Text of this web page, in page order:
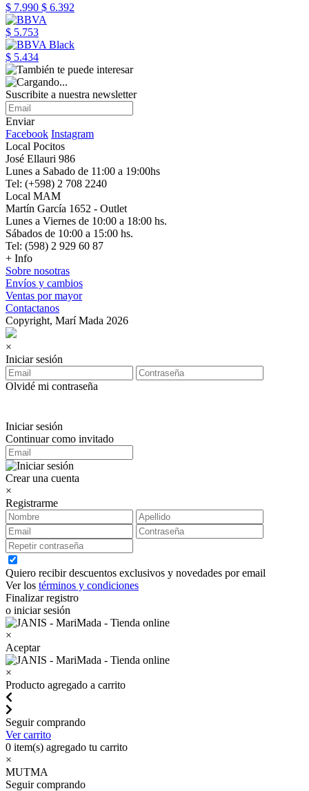
$ 7.990 $ 6.392
$ 5.753
$ 5.434
Suscribite a nuestra newsletter
Enviar
Facebook Instagram
Local Pocitos
José Ellauri 986
Lunes a Sabado de 11:00 a 19:00hs
Tel: (+598) 2 708 2240
Local MAM
Martín García 1652 - Outlet
Lunes a Viernes de 10:00 a 18:00 hs.
Sábados de 10:00 a 15:00 hs.
Tel: (598) 2 929 60 87
+ Info
Sobre nosotras
Envíos y cambios
Ventas por mayor
Contactanos
Copyright, Marí Mada 2026
×
Iniciar sesión
Olvidé mi contraseña
Iniciar sesión
Continuar como invitado
Crear una cuenta
×
Registrarme
Quiero recibir descuentos exclusivos y novedades por email
Ver los términos y condiciones
Finalizar registro
o iniciar sesión
×
Aceptar
×
Producto agregado a carrito
Seguir comprando
Ver carrito
0 item(s) agregado tu carrito
×
MUTMA
Seguir comprando